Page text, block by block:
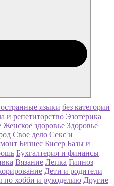
языки без категории
и репетиторство Эзотерика
Женское здоровье Здоровье
Свое дело Секс и
Бизнес Бисер Базы и
Бухгалтерия и финансы
Вязание Лепка Гипноз
Дети и родители
по хобби и рукоделию Другие